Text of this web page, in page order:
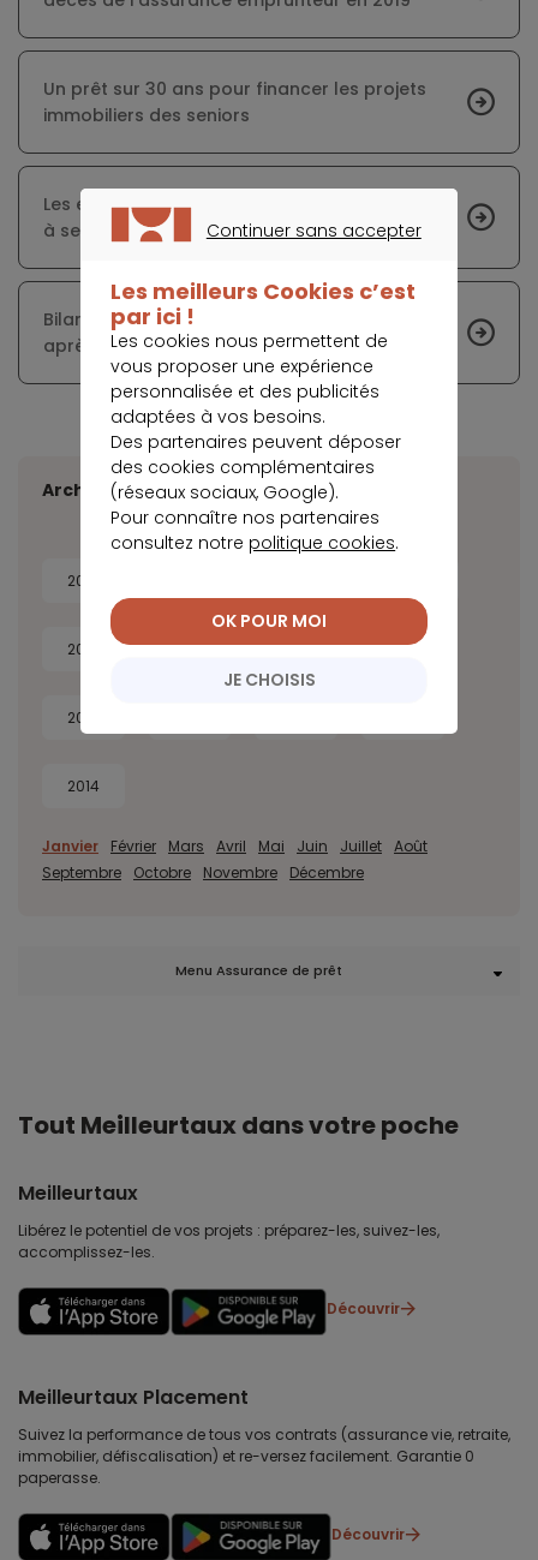
Un prêt sur 30 ans pour financer les projets
immobiliers des seniors
Les effets de l’amendement Bourquin tardent
à se faire sentir
Bilan mitigé pour l’amendement Bourquin
après un an d’application
Archives
2026
2022 2021 2020 2019
2018
2014
Janvier Février Mars Avril Mai Juin Juillet Août
Septembre
Octobre Novembre Décembre
Menu Assurance de prêt
Tout Meilleurtaux dans votre poche
Meilleurtaux
Libérez le potentiel de vos projets : préparez-les, suivez-les,
accomplissez-les.
Découvrir
Meilleurtaux Placement
Suivez la performance de tous vos contrats (assurance vie, retraite,
immobilier, défiscalisation) et re-versez facilement. Garantie 0
paperasse.
Découvrir
Continuer sans accepter
Les meilleurs Cookies c’est
par ici !
Les cookies nous permettent de
vous proposer une expérience
personnalisée et des publicités
adaptées à vos besoins.
Des partenaires peuvent déposer
des cookies complémentaires
(réseaux sociaux, Google).
Pour connaître nos partenaires
consultez notre politique cookies.
JE CHOISIS
OK POUR MOI